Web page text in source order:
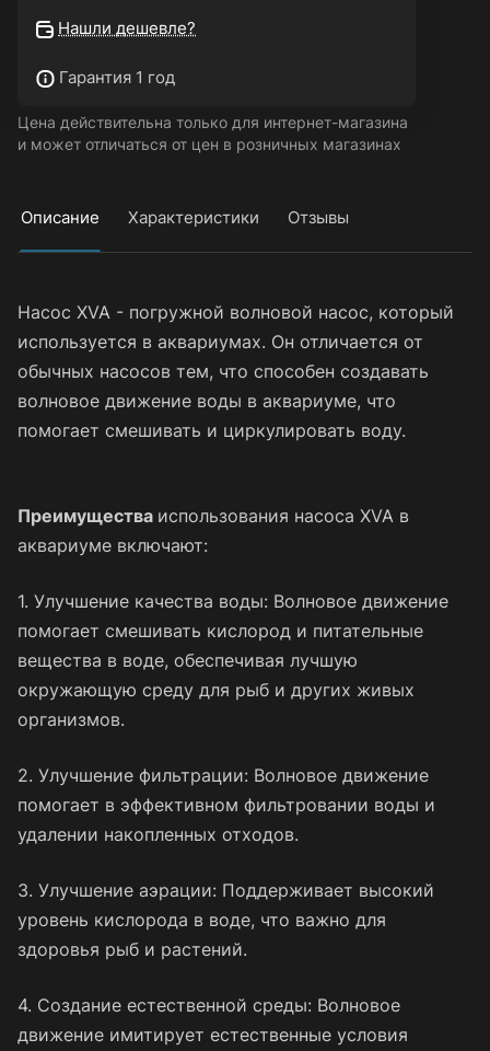
Нашли дешевле?
Гарантия 1 год
Цена действительна только для интернет-магазина
и может отличаться от цен в розничных магазинах
Описание Характеристики Отзывы
Насос XVA - погружной волновой насос, который
используется в аквариумах. Он отличается от
обычных насосов тем, что способен создавать
волновое движение воды в аквариуме, что
помогает смешивать и циркулировать воду.
Преимущества использования насоса XVA в
аквариуме включают:
1. Улучшение качества воды: Волновое движение
помогает смешивать кислород и питательные
вещества в воде, обеспечивая лучшую
окружающую среду для рыб и других живых
организмов.
2. Улучшение фильтрации: Волновое движение
помогает в эффективном фильтровании воды и
удалении накопленных отходов.
3. Улучшение аэрации: Поддерживает высокий
уровень кислорода в воде, что важно для
здоровья рыб и растений.
4. Создание естественной среды: Волновое
движение имитирует естественные условия